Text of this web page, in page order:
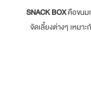
SNACK BOXคือขนม
จัดเลี้ยงต่างๆ เหม